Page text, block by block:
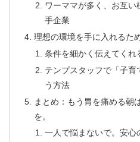
ワーママが多く、お互
手企業
理想の環境を手に入れるた
条件を細かく伝えてくれ
テンプスタッフで「子
う方法
まとめ：もう胃を痛める朝
を。
一人で悩まないで。安心